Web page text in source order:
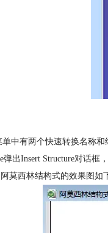
单中有两个快速转换名称
弹出Insert Structure对话
莫西林结构式的效果图如